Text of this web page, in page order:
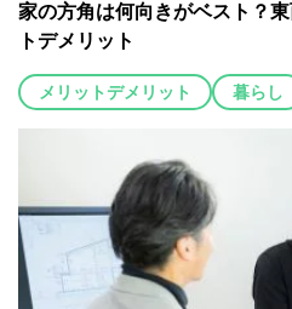
家の方角は何向きがベスト？
トデメリット
メリットデメリット 暮らし